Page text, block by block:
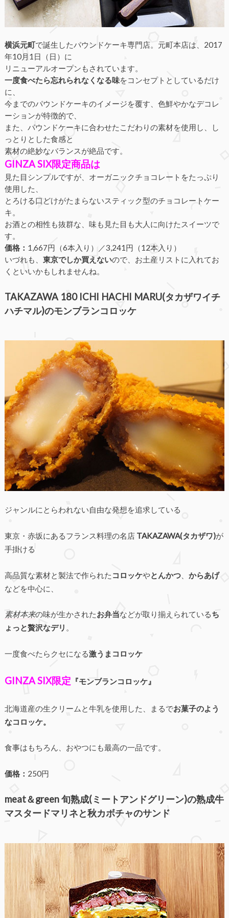
横浜元町で誕生したパウンドケーキ専門店。元町本店は、2017
年10月1日（日）に
リニューアルオープンもされています。
一度食べたら忘れられなくなる味をコンセプトとしているだけ
に、
今までのパウンドケーキのイメージを覆す、色鮮やかなデコレ
ーションが特徴的で、
また、パウンドケーキに合わせたこだわりの素材を使用し、し
っとりとした食感と
素材の絶妙なバランスが絶品です。
GINZASIX限定商品は
見た目シンプルですが、オーガニックチョコレートをたっぷり
使用した、
とろける口どけがたまらないスティック型のチョコレートケー
キ。
お酒との相性も抜群な、味も見た目も大人に向けたスイーツで
す。
価格： 1,667円（6本入り）／3,241円（12本入り）
いづれも、 東京でしか買えないので、お土産リストに入れてお
くといいかもしれませんね。
TAKAZAWA 180 ICHI HACHI MARU(タカザワイチ
ハチマル)のモンブランコロッケ
ジャンルにとらわれない自由な発想を追求している
東京・赤坂にあるフランス料理の名店 TAKAZAWA(タカザワ)が
手掛ける
高品質な素材と製法で作られた コロッケやとんかつ、 からあげ
などを中心に、
素材本来の味が生かされたお弁当などが取り揃えられているち
ょっと贅沢なデリ 。
一度食べたらクセになる激うまコロッケ
GINZA SIX限定 『モンブランコロッケ』
北海道産の生クリームと牛乳を使用した、まるでお菓子のよう
なコロッケ。
食事はもちろん、おやつにも最高の一品です。
価格： 250円
meat＆green 旬熟成(ミートアンドグリーン)の熟成牛
マスタードマリネと秋カボチャのサンド